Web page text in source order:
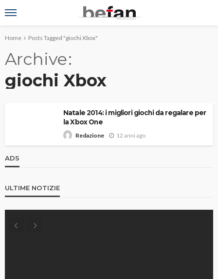
Home Posts Tagged "giochi Xbox"
Archive
giochi Xbox
Natale 2014: i migliori giochi da regalare per
la Xbox One
Redazione 12 anni ago
ADS
ULTIME NOTIZIE